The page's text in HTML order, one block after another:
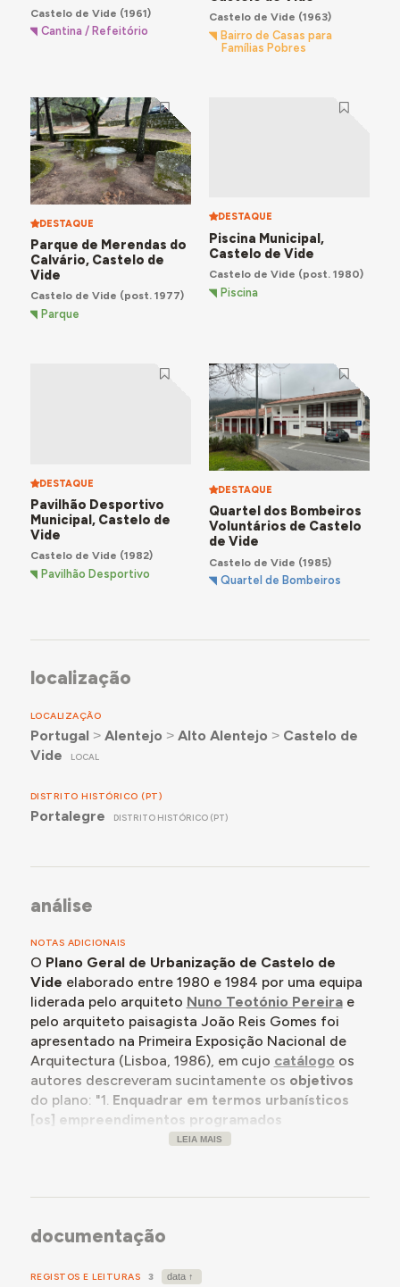
Castelo de Vide (1961)
Cantina / Refeitório
Castelo de Vide (1963)
Bairro de Casas para
Famílias Pobres
DESTAQUE
Parque de Merendas do
Calvário, Castelo de
Vide
Castelo de Vide (post. 1977)
Parque
DESTAQUE
Piscina Municipal,
Castelo de Vide
Castelo de Vide (post. 1980)
Piscina
DESTAQUE
Pavilhão Desportivo
Municipal, Castelo de
Vide
Castelo de Vide (1982)
Pavilhão Desportivo
DESTAQUE
Quartel dos Bombeiros
Voluntários de Castelo
de Vide
Castelo de Vide (1985)
Quartel de Bombeiros
localização
LOCALIZAÇÃO
Portugal ˃ Alentejo ˃ Alto Alentejo ˃ Castelo de
Vide
LOCAL
DISTRITO HISTÓRICO (PT)
Portalegre DISTRITO HISTÓRICO (PT)
análise
NOTAS ADICIONAIS
O Plano Geral de Urbanização de Castelo de
Vide elaborado entre 1980 e 1984 por uma equipa
liderada pelo arquiteto Nuno Teotónio Pereirae
pelo arquiteto paisagista João Reis Gomes foi
apresentado na Primeira Exposição Nacional de
Arquitectura (Lisboa, 1986), em cujo catálogo os
autores descreveram sucintamente os objetivos
do plano: "1. Enquadrar em termos urbanísticos
[os] empreendimentos programados
(equipamentos e habitação), definindo um sentido
revalorização do património natural e construído
Diagnosticar assituações de conflito e de
estrutura urbana consistente,
LEIA MAIS
documentação
REGISTOS E LEITURAS 3